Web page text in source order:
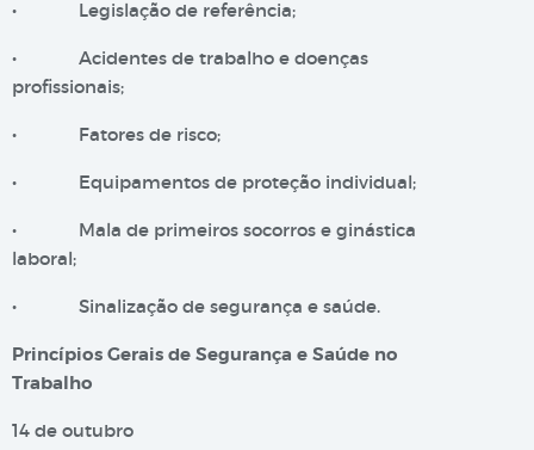
• Legislação de referência;
• Acidentes de trabalho e doenças
profissionais;
• Fatores de risco;
• Equipamentos de proteção individual;
• Mala de primeiros socorros e ginástica
laboral;
• Sinalização de segurança e saúde.
Princípios Gerais de Segurança e Saúde no
Trabalho
14 de outubro